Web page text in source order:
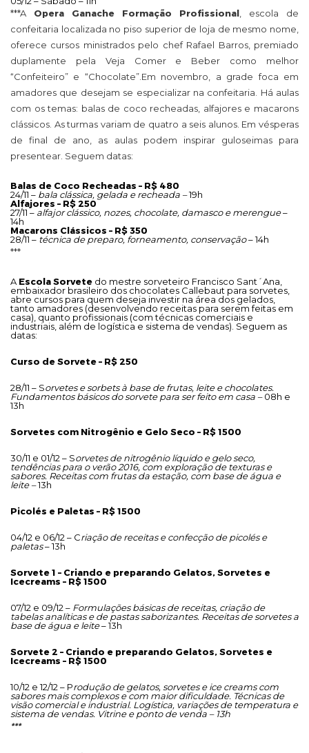
***A Opera Ganache Formação Profissional , escola de
confeitaria localizada no piso superior de loja de mesmo nome,
oferece cursos ministrados pelo chef Rafael Barros, premiado
duplamente pela Veja Comer e Beber como melhor
“Confeiteiro” e “Chocolate”.Em novembro, a grade foca em
amadores que desejam se especializar na confeitaria. Há aulas
com os temas: balas de coco recheadas, alfajores e macarons
clássicos. As turmas variam de quatro a seis alunos. Em vésperas
de final de ano, as aulas podem inspirar guloseimas para
presentear. Seguem datas:
Balas de Coco Recheadas – R$ 480
24/11 – bala clássica, gelada e recheada –19h
Alfajores – R$ 250
27/11 – alfajor clássico, nozes, chocolate, damasco e merengue–
14h
Macarons Clássicos – R$ 350
28/11 – técnica de preparo, forneamento, conservação– 14h
***
A Escola Sorvete do mestre sorveteiro Francisco Sant´Ana,
embaixador brasileiro dos chocolates Callebaut para sorvetes,
abre cursos para quem deseja investir na área dos gelados,
tanto amadores (desenvolvendo receitas para serem feitas em
casa), quanto profissionais (com técnicas comerciais e
industriais, além de logística e sistema de vendas). Seguem as
datas:
Curso de Sorvete – R$ 250
28/11 – Sorvetes e sorbets à base de frutas, leite e chocolates.
Fundamentos básicos do sorvete para ser feito em casa – 08h e
13h
Sorvetes com Nitrogênio e Gelo Seco – R$ 1500
30/11 e 01/12 – Sorvetes de nitrogênio líquido e gelo seco,
tendências para o verão 2016, com exploração de texturas e
sabores. Receitas com frutas da estação, com base de água e
leite –13h
Picolés e Paletas – R$ 1500
04/12 e 06/12 – Criação de receitas e confecção de picolés e
paletas– 13h
Sorvete 1 – Criando e preparando Gelatos, Sorvetes e
Icecreams – R$ 1500
07/12 e 09/12 – Formulações básicas de receitas, criação de
tabelas analíticas e de pastas saborizantes. Receitas de sorvetes a
base de água e leite– 13h
Sorvete 2 – Criando e preparando Gelatos, Sorvetes e
Icecreams – R$ 1500
10/12 e 12/12 – Produção de gelatos, sorvetes e ice creams com
sabores mais complexos e com maior dificuldade. Técnicas de
visão comercial e industrial. Logística, variações de temperatura e
sistema de vendas. Vitrine e ponto de venda – 13h
***